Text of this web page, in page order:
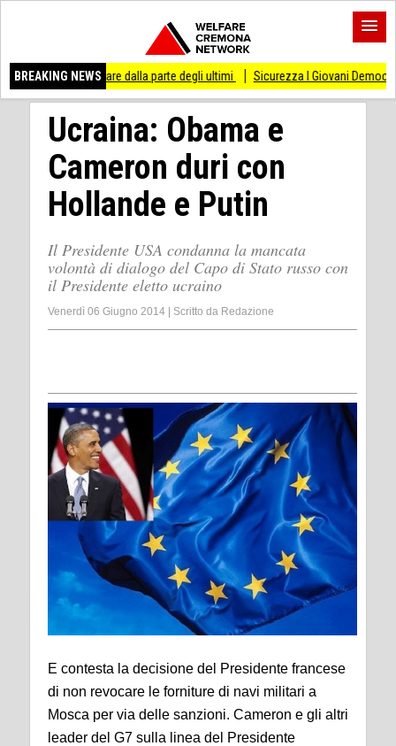
BREAKING NEWS
stare dalla parte degli ultimi Sicurezza I Giovani Democratici ribattono ai
Ucraina: Obama e
Cameron duri con
Hollande e Putin
Il Presidente USA condanna la mancata
volontà di dialogo del Capo di Stato russo con
il Presidente eletto ucraino
Venerdì 06 Giugno 2014 Scritto da Redazione
E contesta la decisione del Presidente francese
di non revocare le forniture di navi militari a
Mosca per via delle sanzioni. Cameron e gli altri
leader del G7 sulla linea del Presidente